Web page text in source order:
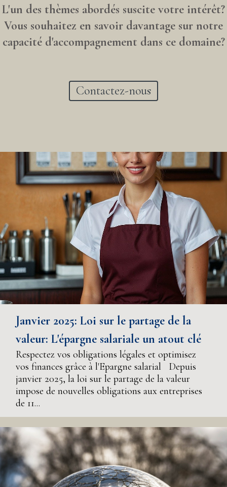
L'un des thèmes abordés suscite votre intérêt?
Vous souhaitez en savoir davantage sur notre
capacité d'accompagnement dans ce domaine?
Contactez-nous
Janvier 2025: Loi sur le partage de la
valeur: L'épargne salariale un atout clé
Respectez vos obligations légales et optimisez
vos finances grâce à l'Epargne salarial Depuis
janvier 2025, la loi sur le partage de la valeur
impose de nouvelles obligations aux entreprises
de 11...